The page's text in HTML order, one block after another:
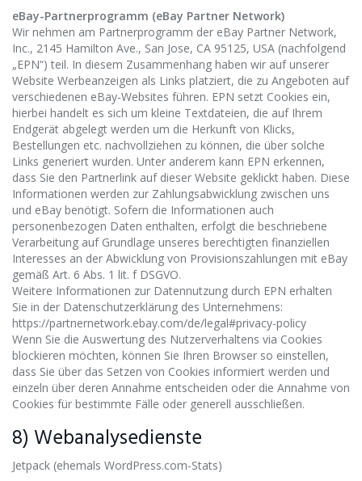
eBay-Partnerprogramm (eBay Partner Network)
Wir nehmen am Partnerprogramm der eBay Partner Network,
Inc., 2145 Hamilton Ave., San Jose, CA 95125, USA (nachfolgend
„EPN“) teil. In diesem Zusammenhang haben wir auf unserer
Website Werbeanzeigen als Links platziert, die zu Angeboten auf
verschiedenen eBay-Websites führen. EPN setzt Cookies ein,
hierbei handelt es sich um kleine Textdateien, die auf Ihrem
Endgerät abgelegt werden um die Herkunft von Klicks,
Bestellungen etc. nachvollziehen zu können, die über solche
Links generiert wurden. Unter anderem kann EPN erkennen,
dass Sie den Partnerlink auf dieser Website geklickt haben. Diese
Informationen werden zur Zahlungsabwicklung zwischen uns
und eBay benötigt. Sofern die Informationen auch
personenbezogen Daten enthalten, erfolgt die beschriebene
Verarbeitung auf Grundlage unseres berechtigten finanziellen
Interesses an der Abwicklung von Provisionszahlungen mit eBay
gemäß Art. 6 Abs. 1 lit. f DSGVO.
Weitere Informationen zur Datennutzung durch EPN erhalten
Sie in der Datenschutzerklärung des Unternehmens:
https://partnernetwork.ebay.com/de/legal#privacy-policy
Wenn Sie die Auswertung des Nutzerverhaltens via Cookies
blockieren möchten, können Sie Ihren Browser so einstellen,
dass Sie über das Setzen von Cookies informiert werden und
einzeln über deren Annahme entscheiden oder die Annahme von
Cookies für bestimmte Fälle oder generell ausschließen.
8) Webanalysedienste
Jetpack (ehemals WordPress.com-Stats)